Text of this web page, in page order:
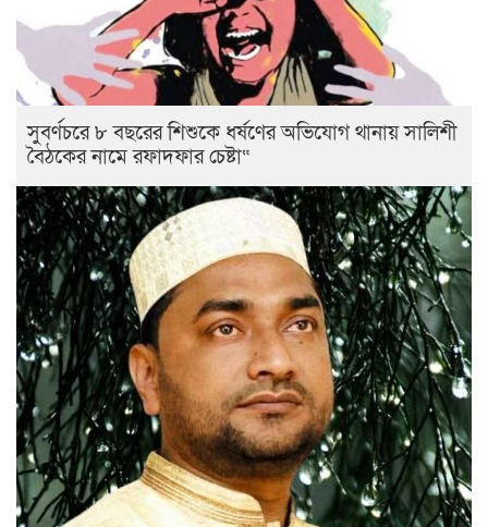
সুবর্ণচরে ৮ বছরের শিশুকে ধর্ষণের অভিযোগ থানায় সালিশী
বৈঠকের নামে রফাদফার চেষ্টা“